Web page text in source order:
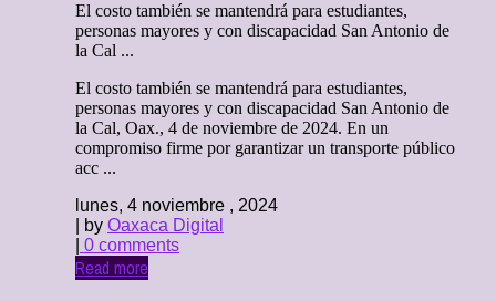
El costo también se mantendrá para estudiantes,
personas mayores y con discapacidad San Antonio de
la Cal ...
El costo también se mantendrá para estudiantes,
personas mayores y con discapacidad San Antonio de
la Cal, Oax., 4 de noviembre de 2024. En un
compromiso firme por garantizar un transporte público
acc ...
lunes, 4 noviembre , 2024
| by Oaxaca Digital
0 comments
Read more